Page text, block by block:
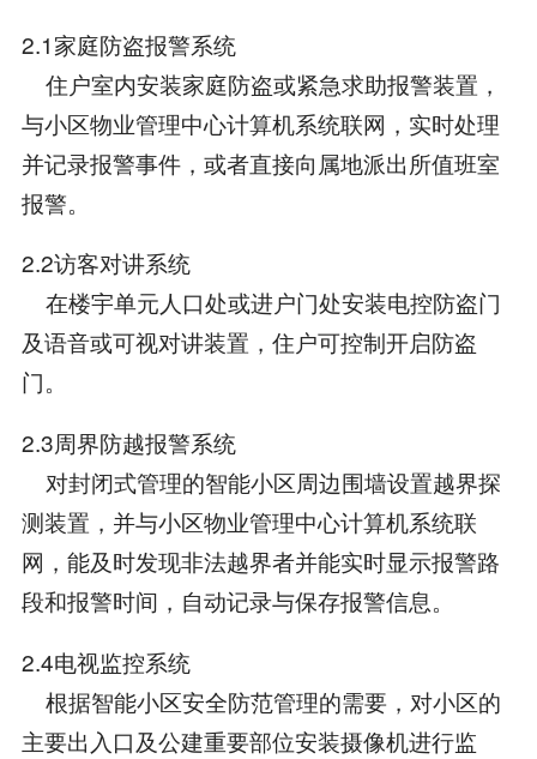
2.1家庭防盗报警系统
住户室内安装家庭防盗或紧急求助报警装置，
与小区物业管理中心计算机系统联网，实时处理
并记录报警事件，或者直接向属地派出所值班室
报警。
2.2访客对讲系统
在楼宇单元人口处或进户门处安装电控防盗门
及语音或可视对讲装置，住户可控制开启防盗
门。
2.3周界防越报警系统
对封闭式管理的智能小区周边围墙设置越界探
测装置，并与小区物业管理中心计算机系统联
网，能及时发现非法越界者并能实时显示报警路
段和报警时间，自动记录与保存报警信息。
2.4电视监控系统
根据智能小区安全防范管理的需要，对小区的
主要出入口及公建重要部位安装摄像机进行监